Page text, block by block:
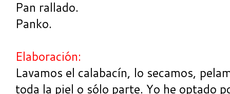
Pan rallado.
Panko.
Elaboración:
Lavamos el calabacín, lo secamos,
toda la piel o sólo parte. Yo he optado